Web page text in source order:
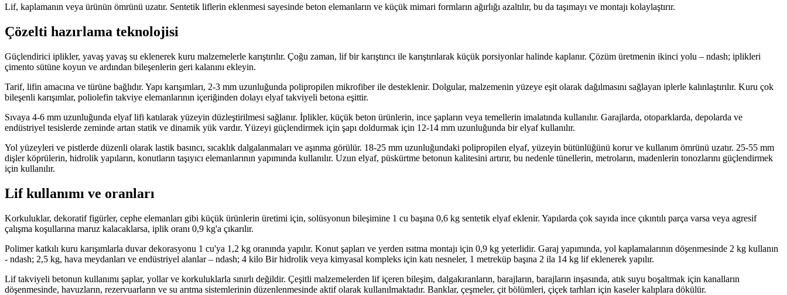
Lif, kaplamanın veya ürünün ömrünü uzatır. Sentetik liflerin eklenmesi sayesinde beton elemanların ve küçük mimari formların ağırlığı azaltılır, bu da taşımayı ve montajı kolaylaştırır.
Çözelti hazırlama teknolojisi
Güçlendirici iplikler, yavaş yavaş su eklenerek kuru malzemelerle karıştırılır. Çoğu zaman, lif bir karıştırıcı ile karıştırılarak küçük porsiyonlar halinde kaplanır. Çözüm üretmenin ikinci yolu – ndash; iplikleri
çimento sütüne koyun ve ardından bileşenlerin geri kalanını ekleyin.
Tarif, lifin amacına ve türüne bağlıdır. Yapı karışımları, 2-3 mm uzunluğunda polipropilen mikrofiber ile desteklenir. Dolgular, malzemenin yüzeye eşit olarak dağılmasını sağlayan iplerle kalınlaştırılır. Kuru çok
bileşenli karışımlar, poliolefin takviye elemanlarının içeriğinden dolayı elyaf takviyeli betona eşittir.
Sıvaya 4-6 mm uzunluğunda elyaf lifi katılarak yüzeyin düzleştirilmesi sağlanır. İplikler, küçük beton ürünlerin, ince şapların veya temellerin imalatında kullanılır. Garajlarda, otoparklarda, depolarda ve
endüstriyel tesislerde zeminde artan statik ve dinamik yük vardır. Yüzeyi güçlendirmek için şapı doldurmak için 12-14 mm uzunluğunda bir elyaf kullanılır.
Yol yüzeyleri ve pistlerde düzenli olarak lastik basıncı, sıcaklık dalgalanmaları ve aşınma görülür. 18-25 mm uzunluğundaki polipropilen elyaf, yüzeyin bütünlüğünü korur ve kullanım ömrünü uzatır. 25-55 mm
dişler köprülerin, hidrolik yapıların, konutların taşıyıcı elemanlarının yapımında kullanılır. Uzun elyaf, püskürtme betonun kalitesini artırır, bu nedenle tünellerin, metroların, madenlerin tonozlarını güçlendirmek
için kullanılır.
Lif kullanımı ve oranları
Korkuluklar, dekoratif figürler, cephe elemanları gibi küçük ürünlerin üretimi için, solüsyonun bileşimine 1 cu başına 0,6 kg sentetik elyaf eklenir. Yapılarda çok sayıda ince çıkıntılı parça varsa veya agresif
çalışma koşullarına maruz kalacaklarsa, iplik oranı 0,9 kg'a çıkarılır.
Polimer katkılı kuru karışımlarla duvar dekorasyonu 1 cu'ya 1,2 kg oranında yapılır. Konut şapları ve yerden ısıtma montajı için 0,9 kg yeterlidir. Garaj yapımında, yol kaplamalarının döşenmesinde 2 kg kullanın
- ndash; 2,5 kg, hava meydanları ve endüstriyel alanlar – ndash; 4 kilo Bir hidrolik veya kimyasal kompleks için katı nesneler, 1 metreküp başına 2 ila 14 kg lif eklenerek yapılır.
Lif takviyeli betonun kullanımı şaplar, yollar ve korkuluklarla sınırlı değildir. Çeşitli malzemelerden lif içeren bileşim, dalgakıranların, barajların, barajların inşasında, atık suyu boşaltmak için kanalların
döşenmesinde, havuzların, rezervuarların ve su arıtma sistemlerinin düzenlenmesinde aktif olarak kullanılmaktadır. Banklar, çeşmeler, çit bölümleri, çiçek tarhları için kaseler kalıplara dökülür.